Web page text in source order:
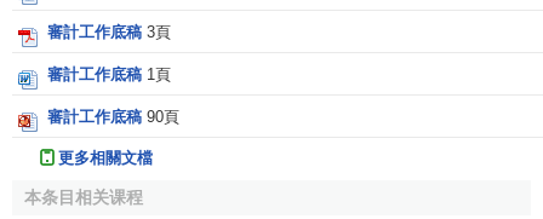
表、計價測試記錄、截止測試記錄等等。
3.備查類工作底稿
指註冊會計師在審計過程中形成的、對審計工作僅具有
准證書、營業執照、合營合同、協議、章程、組織機構及管
理人員結構圖、董事會會議紀要、重要
審計工作底稿 3頁
審計工作底稿 1頁
審計工作底稿 90頁
更多相關文檔
本条目相关课程